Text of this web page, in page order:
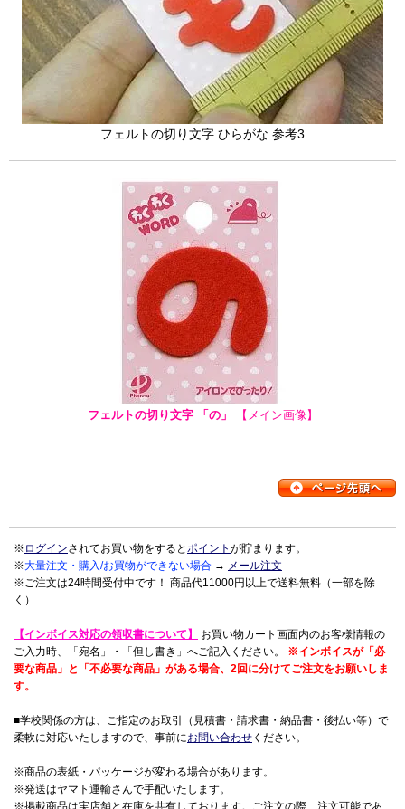
フェルトの切り文字 ひらがな 参考3
フェルトの切り文字 「の」 【メイン画像】
※ ログインされてお買い物をするとポイント が貯まります。
※大量注文・購入/お買物ができない場合 → メール注文
※ご注文は24時間受付中です！ 商品代11000円以上で送料無料（一部を除
く）
【インボイス対応の領収書について】
お買い物カート画面内のお客様情報の
ご入力時、「宛名」・「但し書き」へご記入ください。 ※インボイスが「必
要な商品」と「不必要な商品」がある場合、2回に分けてご注文をお願いしま
す。
■学校関係の方は、ご指定のお取引（見積書・請求書・納品書・後払い等）で
柔軟に対応いたしますので、事前にお問い合わせ ください。
※商品の表紙・パッケージが変わる場合があります。
※発送はヤマト運輸さんで手配いたします。
※掲載商品は実店舗と在庫を共有しております。ご注文の際、注文可能であ